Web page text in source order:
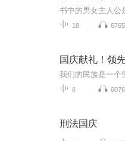
18 6765
国庆献礼！领
8 6076
刑法国庆